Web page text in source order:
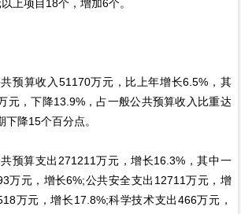
上项目18个，增加6个。
算收入51170万元，比上年增长6.5%，其
元，下降13.9%，占一般公共预算收入比重达
降15个百分点。
算支出271211万元，增长16.3%，其中一
万元，增长6%;公共安全支出12711万元，增
万元，增长17.8%;科学技术支出466万元，